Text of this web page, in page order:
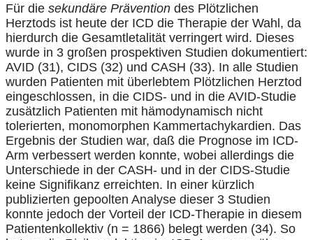
Für die sekundäre Prävention des Plötzlichen
Herztods ist heute der ICD die Therapie der Wahl, da
hierdurch die Gesamtletalität verringert wird. Dieses
wurde in 3 großen prospektiven Studien dokumentiert:
AVID (31), CIDS (32) und CASH (33). In alle Studien
wurden Patienten mit überlebtem Plötzlichen Herztod
eingeschlossen, in die CIDS- und in die AVID-Studie
zusätzlich Patienten mit hämodynamisch nicht
tolerierten, monomorphen Kammertachykardien. Das
Ergebnis der Studien war, daß die Prognose im ICD-
Arm verbessert werden konnte, wobei allerdings die
Unterschiede in der CASH- und in der CIDS-Studie
keine Signifikanz erreichten. In einer kürzlich
publizierten gepoolten Analyse dieser 3 Studien
konnte jedoch der Vorteil der ICD-Therapie in diesem
Patientenkollektiv (n = 1866) belegt werden (34). So